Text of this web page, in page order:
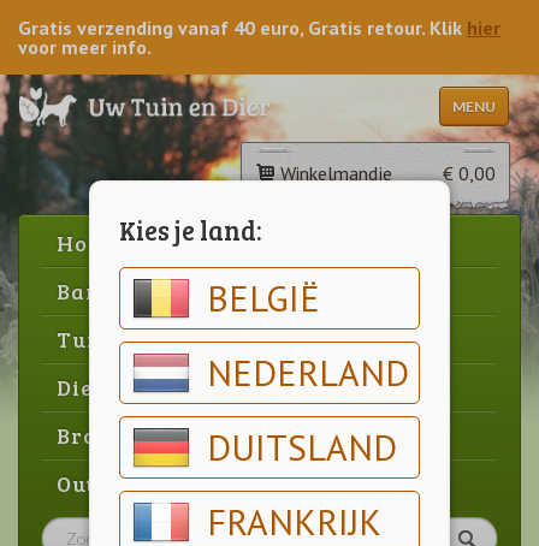
Kies je land:
BELGIË
NEDERLAND
DUITSLAND
FRANKRIJK
Gratis verzending vanaf 40 euro, Gratis retour. Klik hier
voor meer info.
MENU
Winkelmandje € 0,00
Home
Barbecue
Tuin
Dier
Brood & gebak
Outlet